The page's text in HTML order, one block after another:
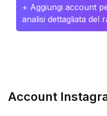
+ Aggiungi account
analisi dettagliata del
Account